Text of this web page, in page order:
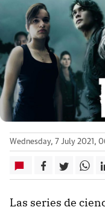
Wednesday, 7 July 2021,
Las series de